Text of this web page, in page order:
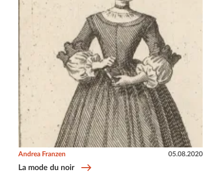
La mode du noir
Andrea Franzen 05.08.2020